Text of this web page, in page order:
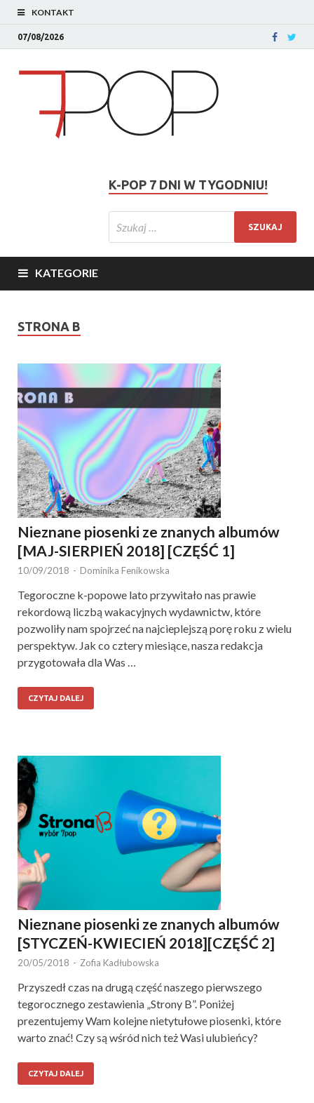
KONTAKT
07/08/2026
K-POP 7 DNI W TYGODNIU!
KATEGORIE
STRONA B
Nieznane piosenki ze znanych albumów
[MAJ-SIERPIEŃ 2018] [CZĘŚĆ 1]
10/09/2018 - Dominika Fenikowska
Tegoroczne k-popowe lato przywitało nas prawie
rekordową liczbą wakacyjnych wydawnictw, które
pozwoliły nam spojrzeć na najcieplejszą porę roku z wielu
perspektyw. Jak co cztery miesiące, nasza redakcja
przygotowała dla Was …
CZYTAJ DALEJ
Nieznane piosenki ze znanych albumów
[STYCZEŃ-KWIECIEŃ 2018][CZĘŚĆ 2]
20/05/2018 - Zofia Kadłubowska
Przyszedł czas na drugą część naszego pierwszego
tegorocznego zestawienia „Strony B”. Poniżej
prezentujemy Wam kolejne nietytułowe piosenki, które
warto znać! Czy są wśród nich też Wasi ulubieńcy?
CZYTAJ DALEJ